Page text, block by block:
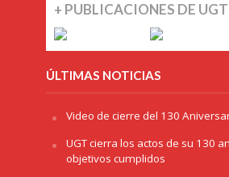
+ PUBLICACIONES DE UGT
ÚLTIMAS NOTICIAS
Video de cierre del 130
UGT cierra los actos de su 130
objetivos cumplidos